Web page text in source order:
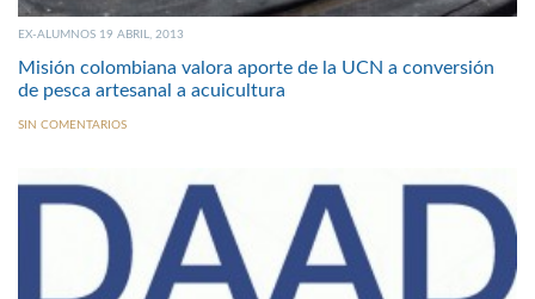
EX-ALUMNOS 19 ABRIL, 2013
Misión colombiana valora aporte de la UCN a conversión
de pesca artesanal a acuicultura
SIN COMENTARIOS